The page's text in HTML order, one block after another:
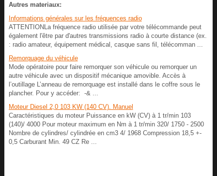
Autres materiaux:
Informations générales sur les fréquences radio
ATTENTIONLa fréquence radio utilisée par votre télécommande peut
également l'être par d'autres transmissions radio à courte distance (ex.
: radio amateur, équipement médical, casque sans fil, télécomman ...
Remorquage du véhicule
Mode opératoire pour faire remorquer son véhicule ou remorquer un
autre véhicule avec un dispositif mécanique amovible. Accès à
l’outillage L’anneau de remorquage est installé dans le coffre sous le
plancher. Pour y accéder: -& ...
Moteur Diesel 2,0 103 KW (140 CV). Manuel
Caractéristiques du moteur Puissance en kW (CV) à 1 tr/min 103
(140)/ 4000 Pour moteur maximum en Nm à 1 tr/min 320/ 1750 - 2500
Nombre de cylindres/ cylindrée en cm3 4/ 1968 Compression 18,5 +-
0,5 Carburant Min. 49 CZ Re ...